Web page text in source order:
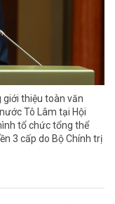
thiệu toàn văn
Tô Lâm tại Hội
tổ chức tổng thể
3 cấp do Bộ Chính trị